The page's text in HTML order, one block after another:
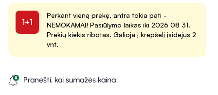
1+1
Perkant vieną prekę, antra tokia pati -
NEMOKAMAI! Pasiūlymo laikas iki 2026 08 31.
Prekių kiekis ribotas. Galioja į krepšelį įsidėjus 2
vnt.
Pranešti, kai sumažės kaina